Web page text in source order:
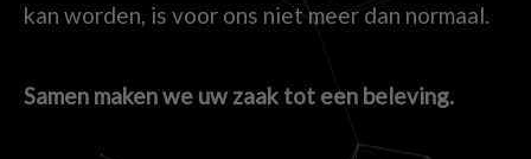
kan worden, is voor ons niet meer dan normaal.
Samen maken we uw zaak tot een beleving.